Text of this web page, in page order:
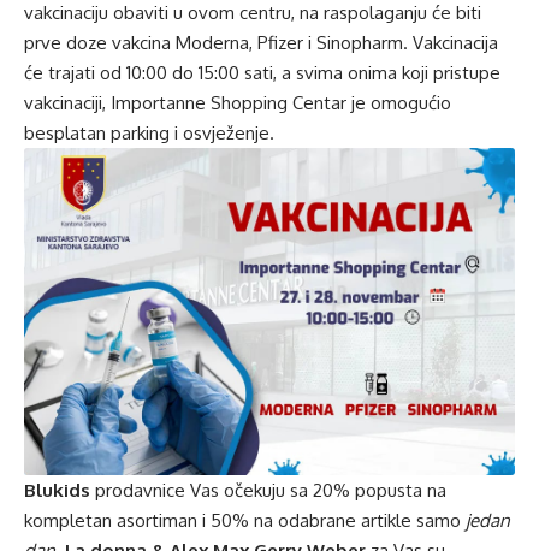
vakcinaciju obaviti u ovom centru, na raspolaganju će biti
prve doze vakcina Moderna, Pfizer i Sinopharm. Vakcinacija
će trajati od 10:00 do 15:00 sati, a svima onima koji pristupe
vakcinaciji, Importanne Shopping Centar je omogućio
besplatan parking i osvježenje.
Blukids prodavnice Vas očekuju sa 20% popusta na
kompletan asortiman i 50% na odabrane artikle samo jedan